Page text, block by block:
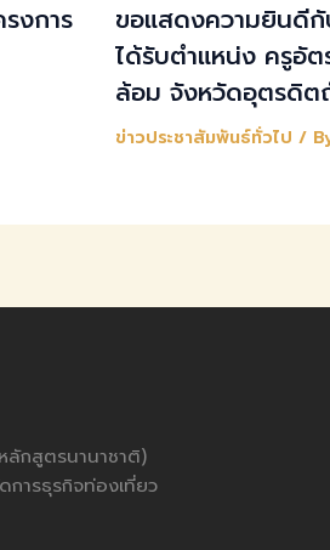
งการ
ขอแสดงความยินดีกั
ได้รับตำแหน่ง ครูอัต
ล้อม จังหวัดอุตรดิต
ข่าวประชาสัมพันธ์ทั่วไป /
ลักสูตรนานาชาติ)
ารธุรกิจท่องเที่ยว